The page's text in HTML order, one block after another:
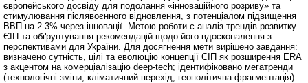
європейського досвіду для подолання «інноваційного розриву» та
стимулювання післявоєнного відновлення, з потенціалом підвищення
ВВП на 2-3% через інновації. Метою роботи є аналіз трендів розвитку
ЄІП та обґрунтування рекомендацій щодо його вдосконалення з
перспективами для України. Для досягнення мети вирішено завдання:
визначено сутність, цілі та еволюцію концепції ЄІП як розширення ERA
з акцентом на комерціалізацію deep-tech; ідентифіковано мегатренди
(технологічні зміни, кліматичний перехід, геополітична фрагментація)